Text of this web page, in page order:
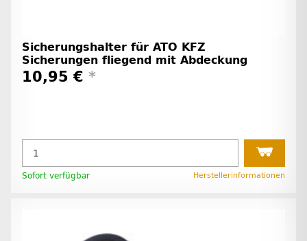
Sicherungshalter für ATO KFZ
Sicherungen fliegend mit Abdeckung
10,95 € *
Sofort verfügbar Herstellerinformationen